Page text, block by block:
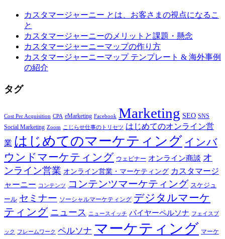
カスタマージャーニー とは、お客さまの視点になるこ
と
カスタマージャーニーのメリットと課題・懸念
カスタマージャーニーマップの作り方
カスタマージャーニーマップ テンプレート & 海外事例
の紹介
タグ
Cost Per Acquisition CPA eMarketing Facebook Marketing SEO SNS
Social Marketing Zoom こじらせ仕事のトリセツ はじめてのオンライン営
業 はじめてのマーケティング インバ
ウンドマーケティング ウェビナー オンライン商談 オ
ンライン営業 オンライン営業・マーケティング カスタマージ
ャーニー コンテンツ コンテンツマーケティング スケジュ
ール セミナー ソーシャルマーケティング デジタルマーケ
ティング ニュース ニュースイッチ バイヤーペルソナ フェイスブ
ック フレームワーク ペルソナ マーケティング マーケ